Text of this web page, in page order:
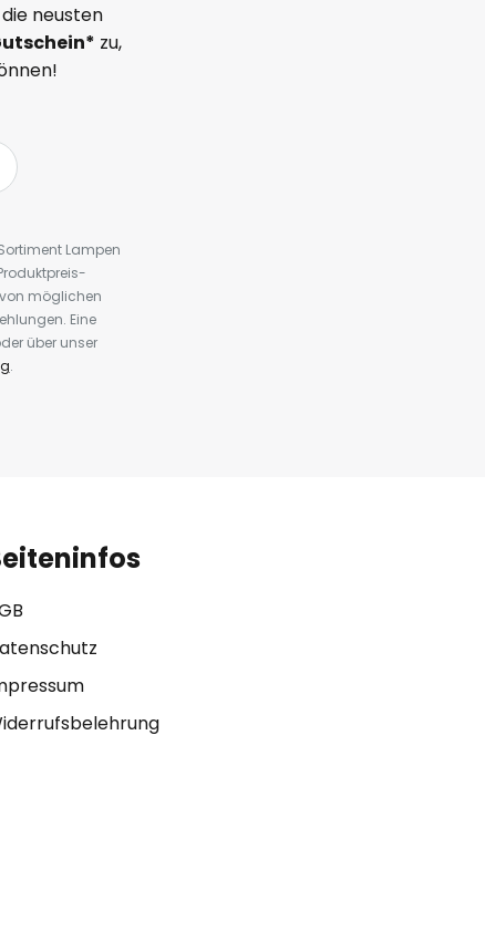
neusten
zu,
Lampen
möglichen
Eine
über unser
.